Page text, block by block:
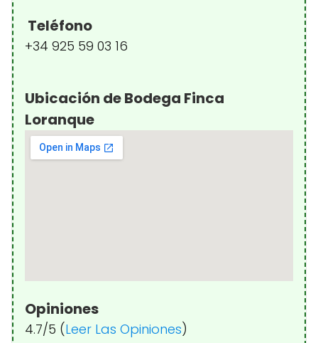
Teléfono
+34 925 59 03 16
Ubicación de Bodega Finca
Loranque
Opiniones
4.7/5 (Leer Las Opiniones)